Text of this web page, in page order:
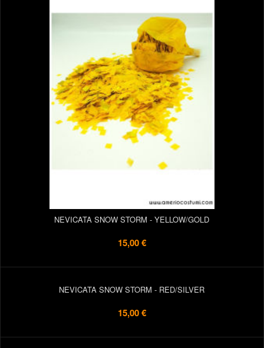
NEVICATA SNOW STORM - YELLOW/GOLD
15,00 €
NEVICATA SNOW STORM - RED/SILVER
15,00 €